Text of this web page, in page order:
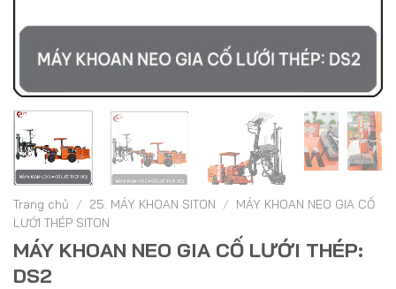
Trang chủ / 25. MÁY KHOAN SITON / MÁY KHOAN NEO GIA CỐ
LƯỚI THÉP SITON
MÁY KHOAN NEO GIA CỐ LƯỚI THÉP:
DS2